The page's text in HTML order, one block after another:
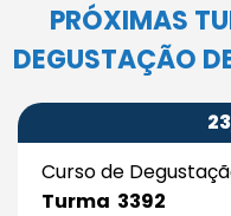
PRÓXIMAS
DEGUSTAÇÃO
Curso de
Turma 3392